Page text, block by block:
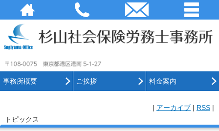
事務所概要 ご挨拶 料金案内
| アーカイブ | RSS |
トピックス